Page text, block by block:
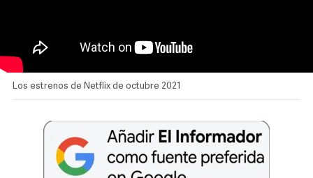
Los estrenos de Netflix de octubre 2021